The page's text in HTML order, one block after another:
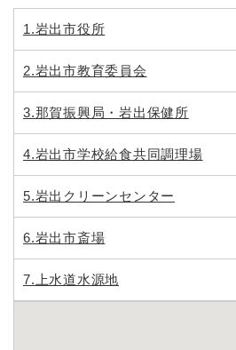
1.岩出市役所
2.岩出市教育委員会
3.那賀振興局・岩出保健所
4.岩出市学校給食共同調理場
5.岩出クリーンセンター
6.岩出市斎場
7.上水道水源地